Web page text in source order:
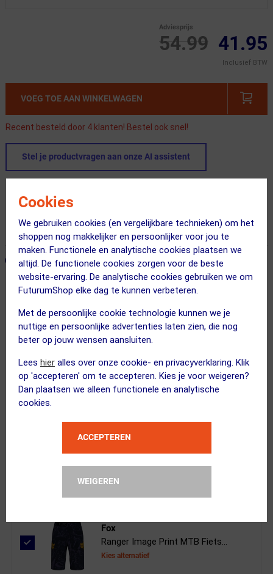
Cookies
We gebruiken cookies (en vergelijkbare technieken) om het
shoppen nog makkelijker en persoonlijker voor jou te
maken. Functionele en analytische cookies plaatsen we
altijd. De functionele cookies zorgen voor de beste
website-ervaring. De analytische cookies gebruiken we om
FuturumShop elke dag te kunnen verbeteren.
Met de persoonlijke cookie technologie kunnen we je
nuttige en persoonlijke advertenties laten zien, die nog
beter op jouw wensen aansluiten.
Lees hier alles over onze cookie- en privacyverklaring. Klik
op 'accepteren' om te accepteren. Kies je voor weigeren?
Dan plaatsen we alleen functionele en analytische
cookies.
ACCEPTEREN
WEIGEREN
54.99
Adviesprijs
41.95
Inclusief BTW
VOEG TOE AAN WINKELWAGEN
Recent besteld door 4 klanten! Bestel ook snel!
Stel je productvragen aan onze AI assistent
Voor 23:00 uur besteld, morgen in huis
365 dagen retourrecht
← Terug naar productnavigatie
ONZE AANBEVOLEN COMBINATIE
Ranger IMG Print MTB Fietsshirt Lan...
Kies je maat
FUTURUM
4 SEASONS Warm Merino Thermo...
Fox
Ranger Image Print MTB Fiets...
Kies alternatief